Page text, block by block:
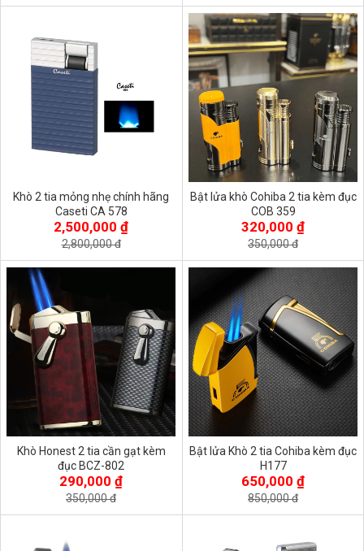
Khò 2 tia mỏng nhẹ chính hãng
Caseti CA 578
2,500,000 ₫
2,800,000 đ
Bật lửa khò Cohiba 2 tia kèm đục
COB 359
320,000 ₫
350,000 đ
Khò Honest 2 tia cần gạt kèm
đục BCZ-802
290,000 ₫
350,000 đ
Bật lửa Khò 2 tia Cohiba kèm đục
H177
650,000 ₫
850,000 đ